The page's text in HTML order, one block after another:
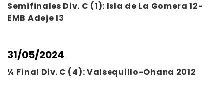
Semifinales Div. C (1): Isla de La Gomera 12-
EMB Adeje 13
31/05/2024
¼ Final Div. C (4): Valsequillo-Ohana 2012